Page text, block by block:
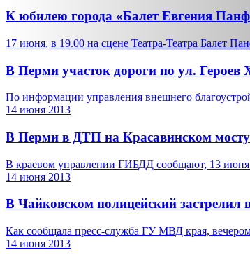
К юбилею города «Балет Евгения
17 июня, в 19.00 на сцене Театра-Театра Балет
В Перми участок дороги по ул. Героев
По информации управления внешнего
14 июня 2013
В Перми в ДТП на Красавинском мосту
В краевом управлении ГИБДД сообщают, 13 июня
14 июня 2013
В Чайковском полицейский застрелил
Как сообщала пресс-служба ГУ МВД края,
14 июня 2013